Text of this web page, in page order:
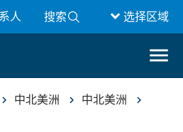
人 搜索 选择区域
中北美洲
中北美洲